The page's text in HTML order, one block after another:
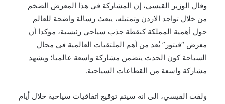
وقال الوزير القيسي، إن المشاركة في هذا المعرض الضخم
من خلال تواجد الاردن وتمثيله، يبعث رسالة واضحة للعالم
حول أهمية المملكة كنقطة جذب سياحي رئيسية، مؤكدا أن
معرض “فيتور” يُعد من أهم الملتقيات العالمية في مجال
السياحة كون الحدث يتضمن مشاركة واسعة عالميا؛ ويشهد
مشاركة واسعة من القطاعات السياحية.
ولفت القيسي، الى انه سيتم توقيع اتفاقيات سياحية خلال أيام